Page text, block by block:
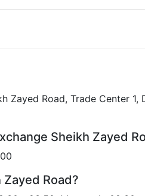
Zayed Road, Trade Center 1,
Sheikh Zayed
Road?